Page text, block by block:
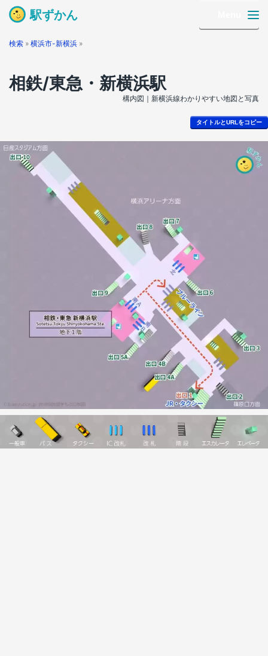
駅ずかん
検索 » 横浜市-新横浜 »
相鉄/東急・新横浜駅
構内図｜新横浜線わかりやすい地図と写真
タイトルとURLをコピー